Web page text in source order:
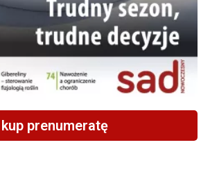
kup prenumeratę